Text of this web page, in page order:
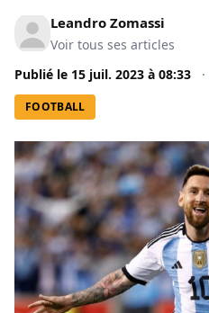
Leandro Zomassi
Voir tous ses articles
Publié le 15 juil. 2023 à 08:33 ·
FOOTBALL